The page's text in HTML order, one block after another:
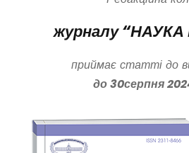
журналу“НАУКА
приймає статті до
до30серпня